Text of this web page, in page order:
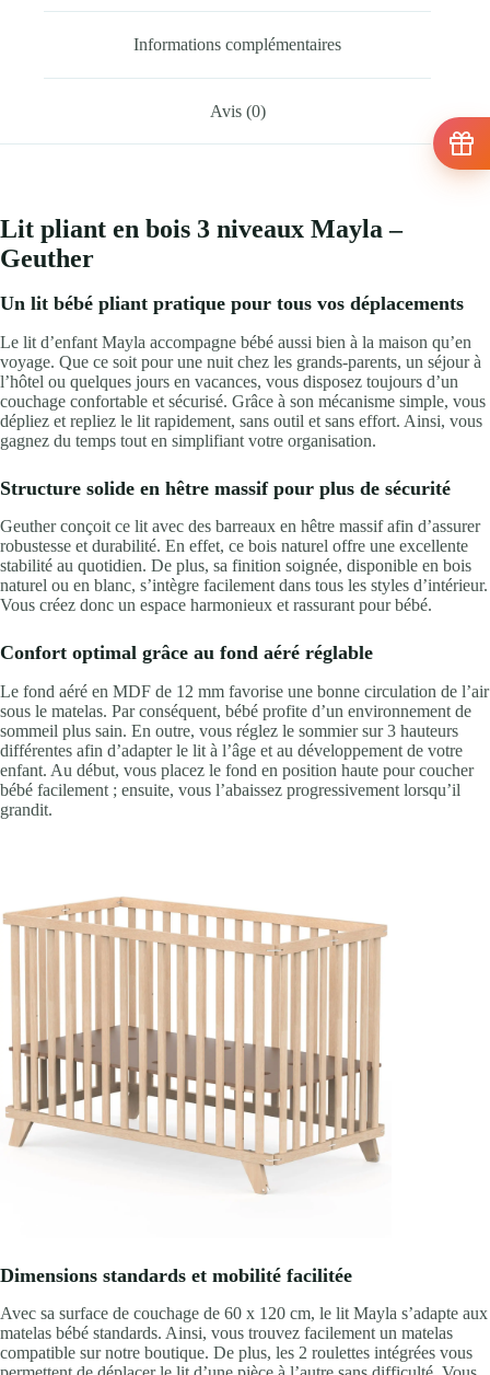
Informations complémentaires
Avis (0)
Lit pliant en bois 3 niveaux Mayla –
Geuther
Un lit bébé pliant pratique pour tous vos déplacements
Le lit d’enfant Mayla accompagne bébé aussi bien à la maison qu’en
voyage. Que ce soit pour une nuit chez les grands-parents, un séjour à
l’hôtel ou quelques jours en vacances, vous disposez toujours d’un
couchage confortable et sécurisé. Grâce à son mécanisme simple, vous
dépliez et repliez le lit rapidement, sans outil et sans effort. Ainsi, vous
gagnez du temps tout en simplifiant votre organisation.
Structure solide en hêtre massif pour plus de sécurité
Geuther conçoit ce lit avec des barreaux en hêtre massif afin d’assurer
robustesse et durabilité. En effet, ce bois naturel offre une excellente
stabilité au quotidien. De plus, sa finition soignée, disponible en bois
naturel ou en blanc, s’intègre facilement dans tous les styles d’intérieur.
Vous créez donc un espace harmonieux et rassurant pour bébé.
Confort optimal grâce au fond aéré réglable
Le fond aéré en MDF de 12 mm favorise une bonne circulation de l’air
sous le matelas. Par conséquent, bébé profite d’un environnement de
sommeil plus sain. En outre, vous réglez le sommier sur 3 hauteurs
différentes afin d’adapter le lit à l’âge et au développement de votre
enfant. Au début, vous placez le fond en position haute pour coucher
bébé facilement ; ensuite, vous l’abaissez progressivement lorsqu’il
grandit.
Dimensions standards et mobilité facilitée
Avec sa surface de couchage de 60 x 120 cm, le lit Mayla s’adapte aux
matelas bébé standards. Ainsi, vous trouvez facilement un matelas
compatible sur notre boutique. De plus, les 2 roulettes intégrées vous